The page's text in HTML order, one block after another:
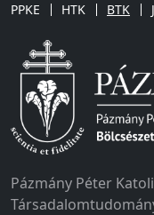
PPKE HTK BTK
Pázmány Péter